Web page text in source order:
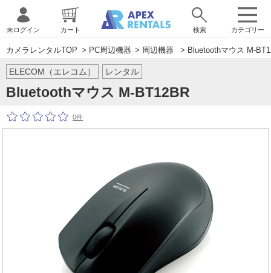
カテゴリー
未ログイン カート 検索
カメラレンタルTOP > PC周辺機器 > 周辺機器 > Bluetoothマウス M-
ELECOM（エレコム）
Bluetoothマウス M-BT12BR
レンタル
0件